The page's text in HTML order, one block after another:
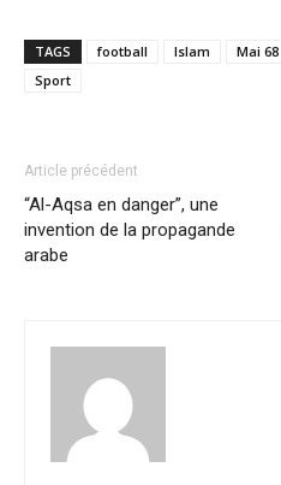
TAGS football Islam Mai 68
Sport
Article précédent
“Al-Aqsa en danger”, une
invention de la propagande
arabe